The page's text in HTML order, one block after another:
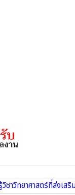
ชาวิทยาศาสตร์ที่ส่งเส